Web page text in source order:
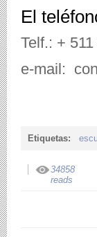
El
Telf.: +
e-mail:
Etiquetas:
34858
reads